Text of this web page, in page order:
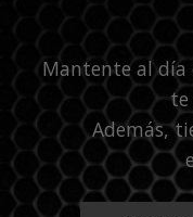
Mantente al día
te
Además,